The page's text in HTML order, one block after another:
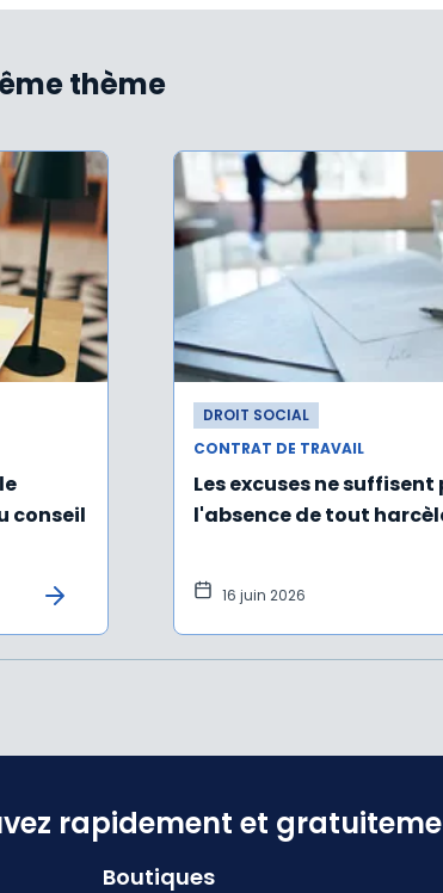
thème
conseil
DROIT SOCIAL
CONTRAT DE TRAVAIL
Les excuses ne
l'absence de tout
16 juin 2026
rapidement et
Boutiques